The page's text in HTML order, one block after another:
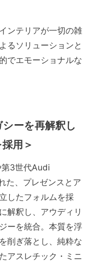
ンテリアが一切の雑
るソリューションと
でエモーショナルな
ーを再解釈し
用＞
3世代Audi
た、プレゼンスとア
したフォルムを採
解釈し、アウディリ
ーを統合。本質を浮
削ぎ落とし、純粋な
アスレチック・ミニ